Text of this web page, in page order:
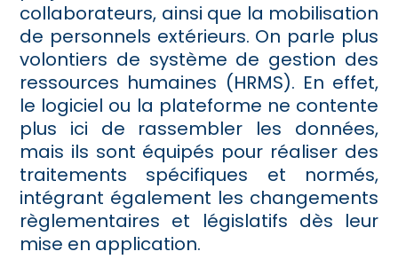
collaborateurs, ainsi que la mobilisation
de personnels extérieurs. On parle plus
volontiers de système de gestion des
ressources humaines (HRMS). En effet,
le logiciel ou la plateforme ne contente
plus ici de rassembler les données,
mais ils sont équipés pour réaliser des
traitements spécifiques et normés,
intégrant également les changements
règlementaires et législatifs dès leur
mise en application.